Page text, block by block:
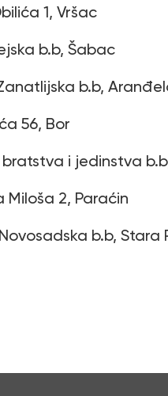
1, Vršac
b.b, Šabac
b.b,
56, Bor
i jedinstva
Miloša 2, Paraćin
b.b, Stara